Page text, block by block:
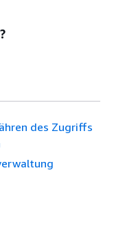
des Zugriffs